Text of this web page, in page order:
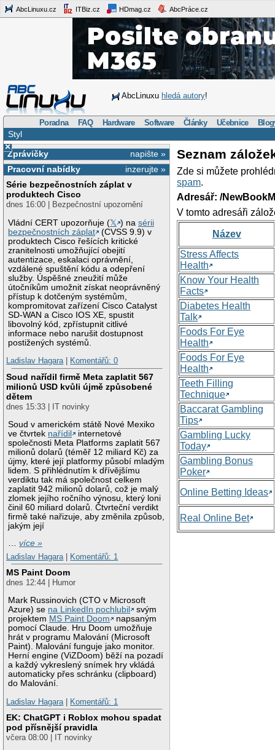
AbcLinuxu.cz ITBiz.cz HDmag.cz AbcPráce.cz
AbcLinuxu hledá autory!
Poradna FAQ Hardware Software Články Učebnice
Styl
×
napište »
Zprávičky
inzerujte »
Pracovní nabídky
Série bezpečnostních záplat v
produktech Cisco
dnes 16:00 | Bezpečnostní upozornění
Vládní CERT upozorňuje (𝕏 ) nasérii
bezpečnostních záplat
(CVSS 9.9) v
produktech Cisco řešících kritické
zranitelnosti umožňující obejití
autentizace, eskalaci oprávnění,
vzdálené spuštění kódu a odepření
služby. Úspěšné zneužití může
útočníkům umožnit získat neoprávněný
přístup k dotčeným systémům,
kompromitovat zařízení Cisco Catalyst
SD-WAN a Cisco IOS XE, spustit
libovolný kód, zpřístupnit citlivé
informace nebo narušit dostupnost
postižených systémů.
Ladislav Hagara| Komentářů: 0
Soud nařídil firmě Meta zaplatit 567
milionů USD kvůli újmě způsobené
dětem
dnes 15:33 | IT novinky
Soud v americkém státě Nové Mexiko
ve čtvrtek nařídil
internetové
společnosti Meta Platforms zaplatit 567
milionů dolarů (téměř 12 miliard Kč) za
újmy, které její platformy působí mladým
lidem. S přihlédnutím k dřívějšímu
verdiktu tak má společnost celkem
zaplatit 942 milionů dolarů, což je malý
zlomek jejího ročního výnosu, který loni
činil 60 miliard dolarů. Čtvrteční verdikt
firmě také nařizuje, aby změnila způsob,
jakým její
…více »
Ladislav Hagara
Komentářů: 1
MS Paint Doom
dnes 12:44 | Humor
Mark Russinovich (CTO v Microsoft
Azure) se na LinkedIn pochlubil
svým
projektem MS Paint Doom
napsaným
pomocí Claude. Hru Doom umožňuje
hrát v programu Malování (Microsoft
Paint). Malování funguje jako monitor.
Herní engine (ViZDoom) běží na pozadí
a každý vykreslený snímek hry vkládá
automaticky přes schránku (clipboard)
do Malování.
Ladislav Hagara
Komentářů: 1
EK: ChatGPT i Roblox mohou spadat
pod přísnější pravidla
včera 08:00 | IT novinky
Seznam
Zde si můžete
spam.
Adresář: /
V tomto adresáři
Název
Stress Affects
Health
Know Your Health
Facts
Diabetes Health
Talk
Foods For Eye
Health
Foods For Eye
Health
Teeth Filling
Technique
Baccarat Gambling
Tips
Gambling Lucky
Today
Gambling Bonus
Poker
Online Betting Ideas
Real Online Bet